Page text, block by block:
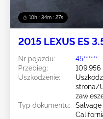
10h : 34m : 24s
2015 LEXUS ES
Nr pojazdu:
45******
Przebieg:
109,956
Uszkodzenie:
strona/
Typ dokumentu: